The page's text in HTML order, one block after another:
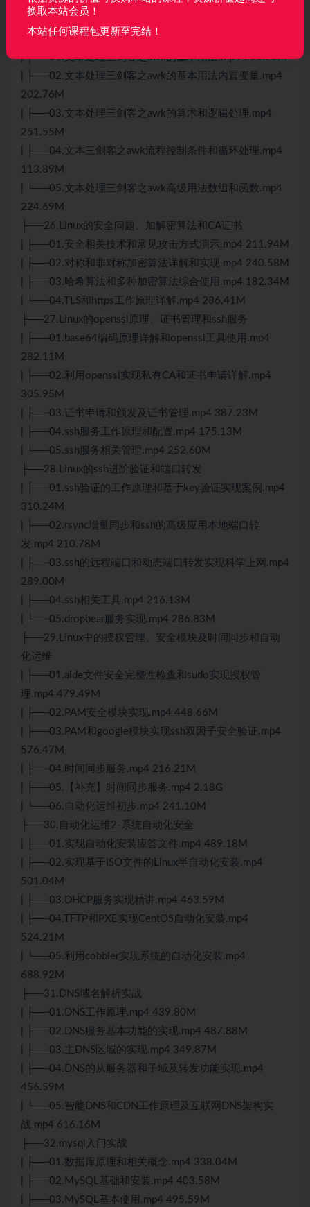
244.52M
├──25.Linux的文本三剑客-awk
| ├──01.文本处理三剑客之awk的基本用法.mp4 250.28M
| ├──02.文本处理三剑客之awk的基本用法内置变量.mp4
202.76M
| ├──03.文本处理三剑客之awk的算术和逻辑处理.mp4
251.55M
| ├──04.文本三剑客之awk流程控制条件和循环处理.mp4
113.89M
| └──05.文本处理三剑客之awk高级用法数组和函数.mp4
224.69M
├──26.Linux的安全问题、加解密算法和CA证书
| ├──01.安全相关技术和常见攻击方式演示.mp4 211.94M
| ├──02.对称和非对称加密算法详解和实现.mp4 240.58M
| ├──03.哈希算法和多种加密算法综合使用.mp4 182.34M
| └──04.TLS和https工作原理详解.mp4 286.41M
├──27.Linux的openssl原理、证书管理和ssh服务
| ├──01.base64编码原理详解和openssl工具使用.mp4
282.11M
| ├──02.利用openssl实现私有CA和证书申请详解.mp4
305.95M
| ├──03.证书申请和颁发及证书管理.mp4 387.23M
| ├──04.ssh服务工作原理和配置.mp4 175.13M
| └──05.ssh服务相关管理.mp4 252.60M
├──28.Linux的ssh进阶验证和端口转发
| ├──01.ssh验证的工作原理和基于key验证实现案例.mp4
310.24M
| ├──02.rsync增量同步和ssh的高级应用本地端口转
发.mp4 210.78M
| ├──03.ssh的远程端口和动态端口转发实现科学上网.mp4
289.00M
| ├──04.ssh相关工具.mp4 216.13M
| └──05.dropbear服务实现.mp4 286.83M
├──29.Linux中的授权管理、安全模块及时间同步和自动
化运维
| ├──01.aide文件安全完整性检查和sudo实现授权管
理.mp4 479.49M
| ├──02.PAM安全模块实现.mp4 448.66M
| ├──03.PAM和google模块实现ssh双因子安全验证.mp4
576.47M
| ├──04.时间同步服务.mp4 216.21M
| ├──05.【补充】时间同步服务.mp4 2.18G
| └──06.自动化运维初步.mp4 241.10M
├──30.自动化运维2-系统自动化安全
| ├──01.实现自动化安装应答文件.mp4 489.18M
| ├──02.实现基于ISO文件的Linux半自动化安装.mp4
501.04M
| ├──03. DHCP 服务实现精讲.mp4 463.59M
| ├──04.TFTP和PXE实现CentOS自动化安装.mp4
524.21M
| └──05.利用cobbler实现系统的自动化安装.mp4
688.92M
├──31.DNS域名解析实战
| ├──01.DNS工作原理.mp4 439.80M
| ├──02.DNS服务基本功能的实现.mp4 487.88M
| ├──03.主DNS区域的实现.mp4 349.87M
| ├──04.DNS的从服务器和子域及转发功能实现.mp4
456.59M
| └──05.智能DNS和CDN工作原理及互联网DNS架构实
战.mp4 616.16M
├──32.mysql入门实战
| ├──01.数据库原理和相关概念.mp4 338.04M
| ├──02. MySQL 基础和安装.mp4 403.58M
| ├──03. MySQL 基本使用.mp4 495.59M
换取本站会员！
本站任何课程包更新至完结！